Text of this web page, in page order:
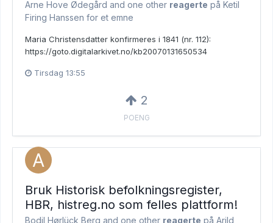
Arne Hove Ødegård and one other reagerte på Ketil
Firing Hanssen for et emne
Maria Christensdatter konfirmeres i 1841 (nr. 112):
https://goto.digitalarkivet.no/kb20070131650534
Tirsdag 13:55
2
POENG
Bruk Historisk befolkningsregister,
HBR, histreg.no som felles plattform!
Bodil Hørlück Berg and one other reagerte på Arild